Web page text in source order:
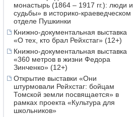
монастырь (1864 – 1917 гг.): люди и
судьбы» в историко-краеведческом
отделе Пушкинки
Книжно-документальная выставка
«О тех, кто брал Рейхстаг» (12+)
Книжно-документальная выставка
«360 метров в жизни Федора
Зинченко» (12+)
Открытие выставки «Они
штурмовали Рейхстаг: бойцам
Томской земли посвящается» в
рамках проекта «Культура для
школьников»